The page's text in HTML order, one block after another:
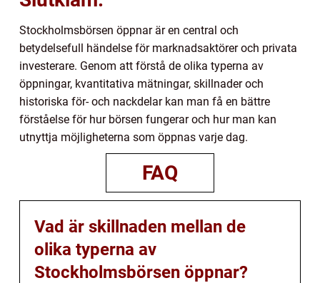
Stockholmsbörsen öppnar är en central och
betydelsefull händelse för marknadsaktörer och privata
investerare. Genom att förstå de olika typerna av
öppningar, kvantitativa mätningar, skillnader och
historiska för- och nackdelar kan man få en bättre
förståelse för hur börsen fungerar och hur man kan
utnyttja möjligheterna som öppnas varje dag.
FAQ
Vad är skillnaden mellan de
olika typerna av
Stockholmsbörsen öppnar?